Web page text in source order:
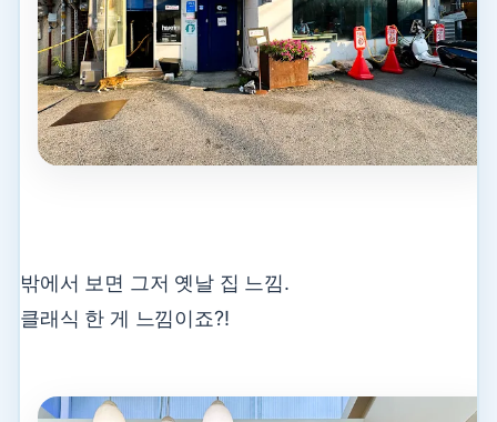
밖에서 보면 그저 옛날 집 느낌.
클래식 한 게 느낌이죠?!